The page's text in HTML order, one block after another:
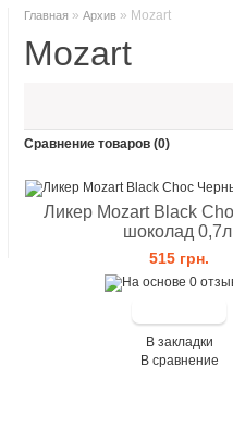
Главная » Архив » Mozart
Mozart
Сравнение товаров (0)
Ликер Mozart Black
шоколад 0,7л
515 грн.
В закладки
В сравнение